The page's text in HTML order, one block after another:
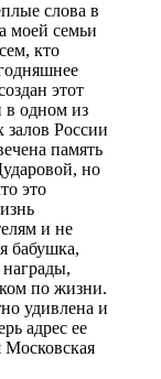
слова в
моей семьи
кто
этот
в одном из
России
память
но
это
и не
бабушка,
награды,
по жизни.
удивлена и
адрес ее